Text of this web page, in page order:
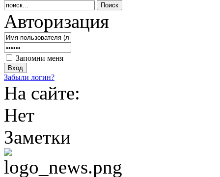
Авторизация
Запомни меня
Забыли логин?
На сайте:
Нет
Заметки